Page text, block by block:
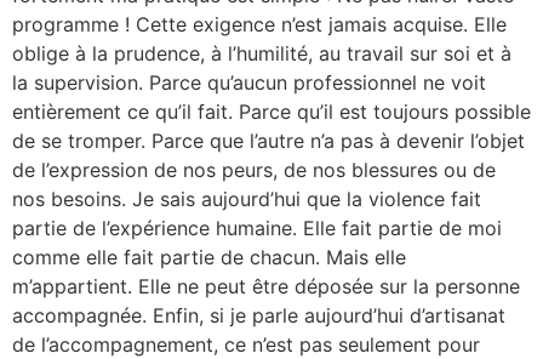
programme ! Cette exigence n’est jamais acquise. Elle
oblige à la prudence, à l’humilité, au travail sur soi et à
la supervision. Parce qu’aucun professionnel ne voit
entièrement ce qu’il fait. Parce qu’il est toujours possible
de se tromper. Parce que l’autre n’a pas à devenir l’objet
de l’expression de nos peurs, de nos blessures ou de
nos besoins. Je sais aujourd’hui que la violence fait
partie de l’expérience humaine. Elle fait partie de moi
comme elle fait partie de chacun. Mais elle
m’appartient. Elle ne peut être déposée sur la personne
accompagnée. Enfin, si je parle aujourd’hui d’artisanat
de l’accompagnement, ce n’est pas seulement pour